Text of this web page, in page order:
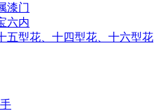
漆门
六内
五型花、十四型花、十六型花